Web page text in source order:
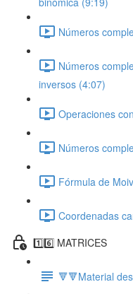
Números
Números
inversos (4:07)
Operaciones
Números
Fórmula de
Coordenadas
1️⃣6️⃣ MATRICES
🔻🔻Material